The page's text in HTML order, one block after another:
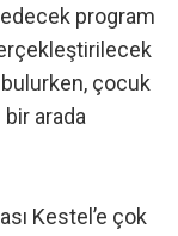
program
çocuk
arada
Kestel’e çok